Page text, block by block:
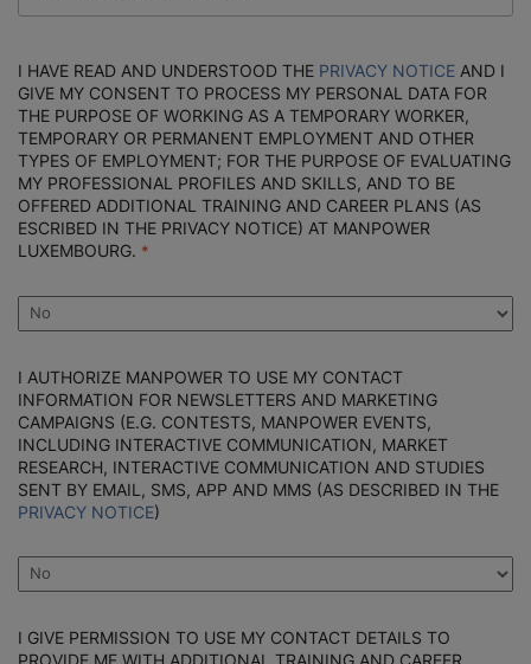
I HAVE READ AND UNDERSTOOD THE PRIVACY NOTICE AND I
GIVE MY CONSENT TO PROCESS MY PERSONAL DATA FOR
THE PURPOSE OF WORKING AS A TEMPORARY WORKER,
TEMPORARY OR PERMANENT EMPLOYMENT AND OTHER
TYPES OF EMPLOYMENT; FOR THE PURPOSE OF EVALUATING
MY PROFESSIONAL PROFILES AND SKILLS, AND TO BE
OFFERED ADDITIONAL TRAINING AND CAREER PLANS (AS
ESCRIBED IN THE PRIVACY NOTICE) AT MANPOWER
LUXEMBOURG.
I AUTHORIZE MANPOWER TO USE MY CONTACT
INFORMATION FOR NEWSLETTERS AND MARKETING
CAMPAIGNS (E.G. CONTESTS, MANPOWER EVENTS,
INCLUDING INTERACTIVE COMMUNICATION, MARKET
RESEARCH, INTERACTIVE COMMUNICATION AND STUDIES
SENT BY EMAIL, SMS, APP AND MMS (AS DESCRIBED IN THE
PRIVACY NOTICE)
I GIVE PERMISSION TO USE MY CONTACT DETAILS TO
PROVIDE ME WITH ADDITIONAL TRAINING AND CAREER